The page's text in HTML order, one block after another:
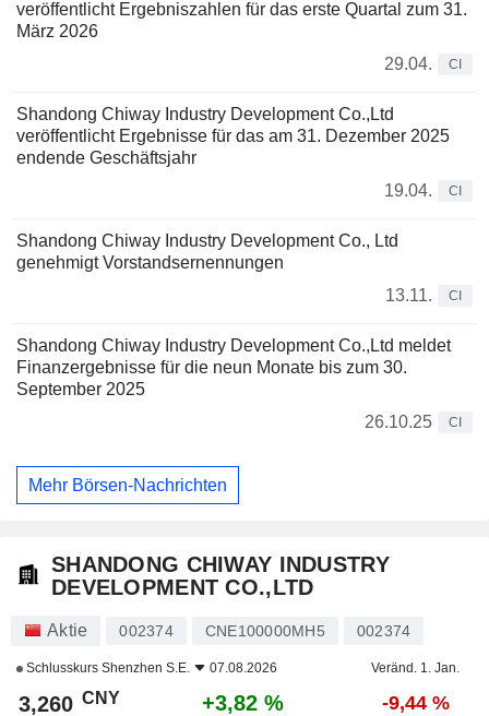
veröffentlicht Ergebniszahlen für das erste Quartal zum 31.
März 2026
29.04.
CI
Shandong Chiway Industry Development Co.,Ltd
veröffentlicht Ergebnisse für das am 31. Dezember 2025
endende Geschäftsjahr
19.04.
CI
Shandong Chiway Industry Development Co., Ltd
genehmigt Vorstandsernennungen
13.11.
CI
Shandong Chiway Industry Development Co.,Ltd meldet
Finanzergebnisse für die neun Monate bis zum 30.
September 2025
26.10.25
CI
Mehr Börsen-Nachrichten
SHANDONG CHIWAY INDUSTRY
DEVELOPMENT CO.,LTD
Aktie 002374 CNE100000MH5 002374
Schlusskurs Shenzhen S.E. 07.08.2026 Veränd. 1. Jan.
3,260 CNY +3,82 % -9,44 %